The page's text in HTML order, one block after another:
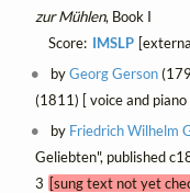
zur Mühlen, Book I
Score: IMSLP
byGeorg Gerson
(1811) [ voice and piano
by Friedrich Wilhelm
Geliebten", published
3 [sung text not yet